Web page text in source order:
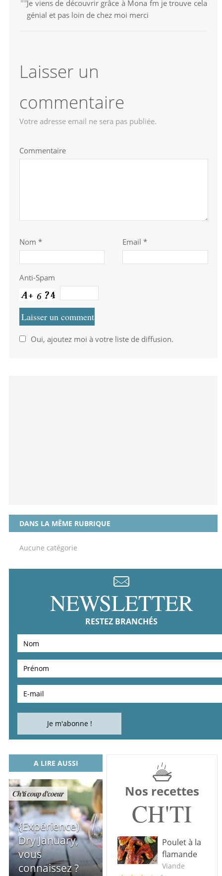
Je viens de découvrir grâce à Mona fm je trouve cela
génial et pas loin de chez moi merci
Laisser un
commentaire
Votre adresse email ne sera pas publiée.
Commentaire
Nom * Email *
Anti-Spam
Oui, ajoutez moi à votre liste de diffusion.
DANS LA MÊME RUBRIQUE
Aucune catégorie
NEWSLETTER
RESTEZ BRANCHÉS
A LIRE AUSSI
Ch'ti coup d'coeur
{Expérience)
Dry January,
vous
connaissez ?
Nos recettes
CH'TI
Poulet à la
flamande
Viande